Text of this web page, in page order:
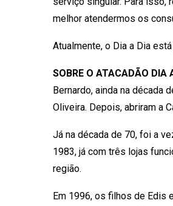
melhor atendermos os
Atualmente, o Dia a Dia
SOBRE O ATACADÃO DIA
Bernardo, ainda na década
Oliveira. Depois, abriram a
Já na década de 70, foi a
1983, já com três lojas
região.
Em 1996, os filhos de Edis